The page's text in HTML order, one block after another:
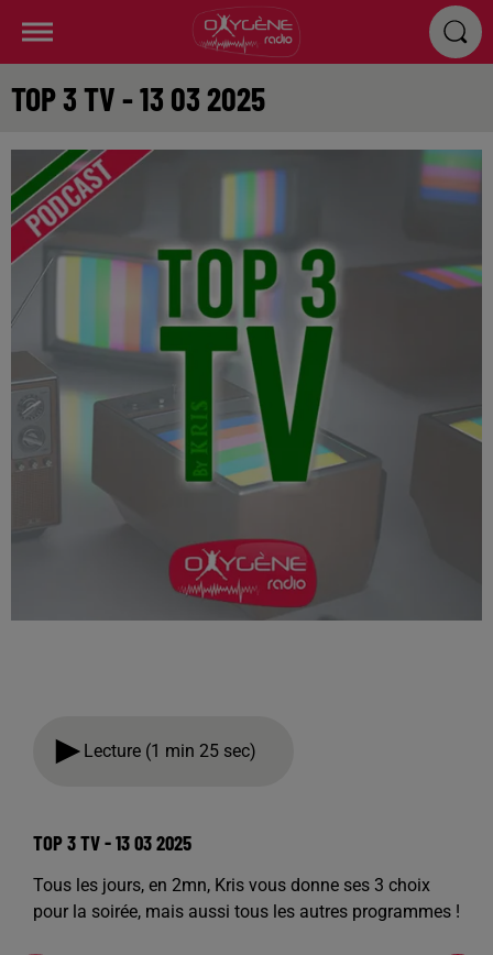
TOP 3 TV - 13 03 2025
Lecture (1 min 25 sec)
TOP 3 TV - 13 03 2025
Tous les jours, en 2mn, Kris vous donne ses 3 choix
pour la soirée, mais aussi tous les autres programmes !